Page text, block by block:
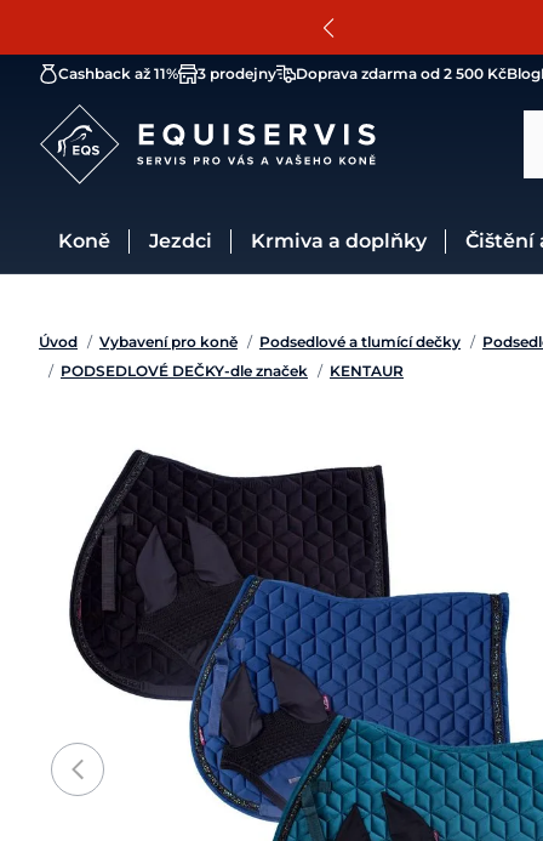
Cashback až 11% 3 prodejny Doprava zdarma od 2 500 KčBlog
Koně Jezdci Krmiva a doplňky
Úvod / Vybavení pro koně / Podsedlové a tlumící dečky /
/ PODSEDLOVÉ DEČKY-dle značek / KENTAUR